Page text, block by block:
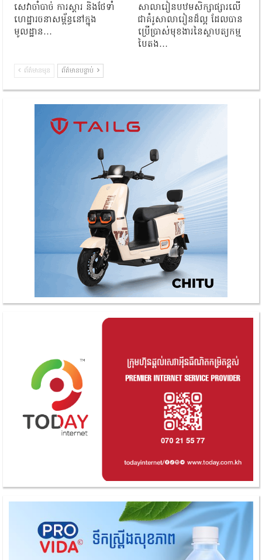
សេវាចាំបាច់ ការស្តារ និងថែទាំ
ហេដ្ឋារចនាសម្ព័ន្ធនៅក្នុង
មូលដ្ឋាន…
សាលារៀនបឋមសិក្សាផ្សារលើ
ជាគំរូសាលារៀនដ៏ល្អ ដែលបាន
ប្រើប្រាស់មុខងារនៃស្ថាបត្យកម្ម
បៃតង…
ព័ត៌មានមុន ព័ត៌មានបន្ទាប់